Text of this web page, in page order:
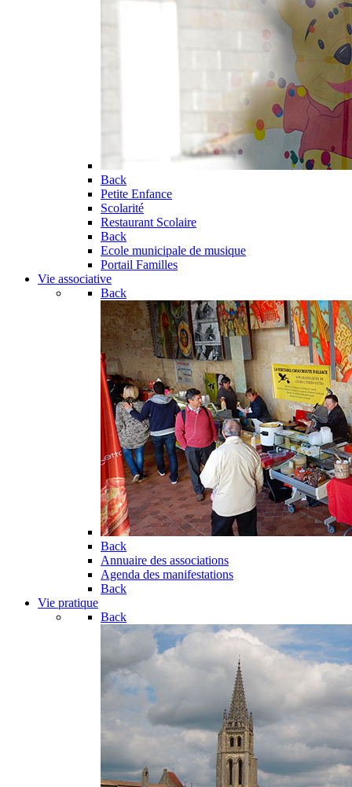
Back
Petite Enfance
Scolarité
Restaurant Scolaire
Back
Ecole municipale de musique
Portail Familles
Vie associative
Back
Back
Annuaire des associations
Agenda des manifestations
Back
Vie pratique
Back